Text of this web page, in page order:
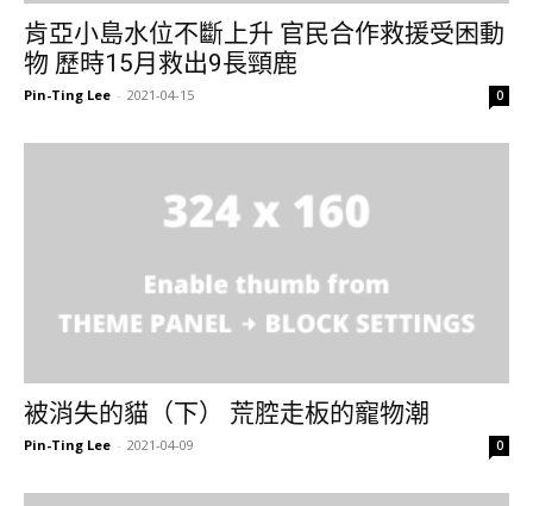
肯亞小島水位不斷上升 官民合作救援受困動
物 歷時15月救出9長頸鹿
Pin-Ting Lee - 2021-04-15 0
被消失的貓（下） 荒腔走板的寵物潮
Pin-Ting Lee - 2021-04-09 0